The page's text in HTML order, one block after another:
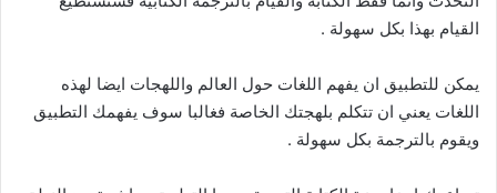
القيام بهذا بكل سهولة .
يمكن للتطبيق ان يفهم اللغات حول العالم واللهجات ايضا لهذه
اللغات يعني ان تتكلم بلهجتك الخاصة فغالبا سوف يفهمك التطبيق
ويقوم بالترجمة بكل سهولة .